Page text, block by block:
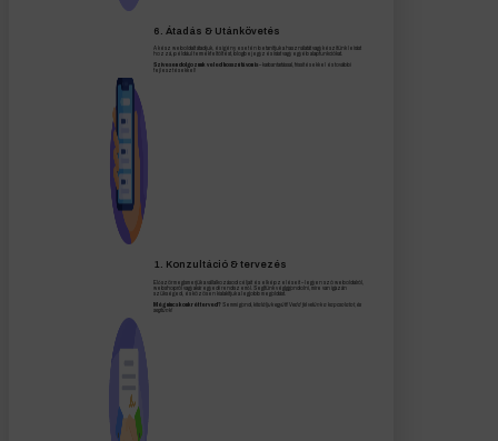
6. Átadás & Utánkövetés
A kész weboldalt átadjuk, és igény esetén betanítjuk a használatát vagy készítünk leírást
hozzá, például termékfeltöltést, blogbejegyzés írást vagy egyéb alapfunkciókat.
Szívesen dolgozunk veled hosszú távon is – karbantartással, frissítésekkel és további
fejlesztésekkel!
1. Konzultáció & tervezés
Először megismerjük a vállalkozásod céljait és elképzeléseit – legyen szó weboldalról,
webshopról vagy akár egyedi rendszerről. Segítünk végiggondolni, mire van igazán
szükséged, és közösen kialakítjuk a legjobb megoldást.
Még nincs konkrét terved?
Semmi gond,
kitaláljuk együtt! Vedd fel velünk a kapcsolatot, és
segítünk!